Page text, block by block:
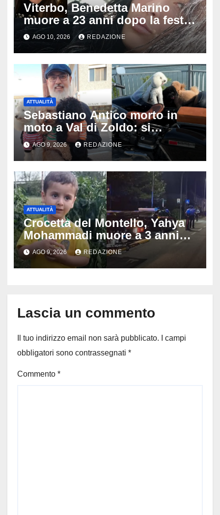
Viterbo, Benedetta Marino
muore a 23 anni dopo la festa
di compleanno: trovata senza
vita nell’ex consorzio, è giallo
sulle ultime ore
AGO 10, 2026 REDAZIONE
ATTUALITÀ
Sebastiano Antico morto in
moto a Val di Zoldo: si
schianta con il sidecar, salvi i
due cagnolini
AGO 9, 2026 REDAZIONE
ATTUALITÀ
Crocetta del Montello, Yahya
Mohammadi muore a 3 anni
dopo 72 ore di agonia: era
stato travolto da un’auto
AGO 9, 2026 REDAZIONE
Lascia un commento
Il tuo indirizzo email non sarà pubblicato.
I campi
obbligatori sono contrassegnati *
Commento *